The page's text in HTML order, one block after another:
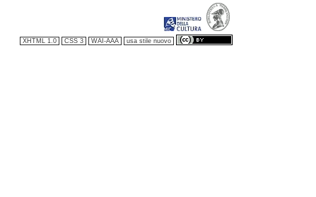
XHTML 1.0 CSS 3 WAI-AAA usa stile nuovo